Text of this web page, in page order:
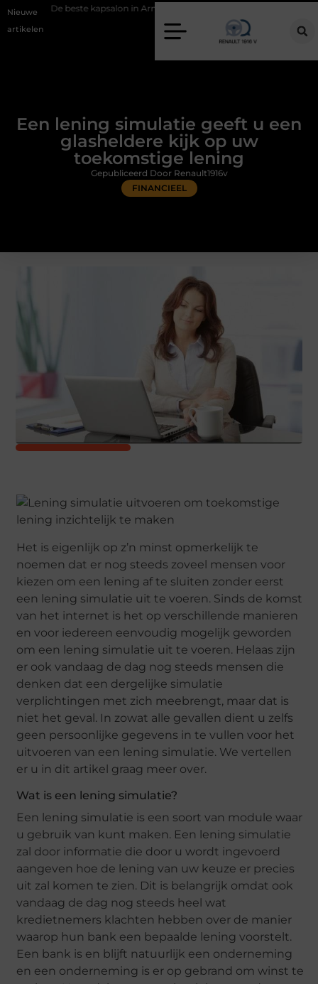
Nieuwe
artikelen
kapsalon in Arnhem: meer dan alleen een knipbeurt
Een lening simulatie geeft u een
glasheldere kijk op uw
toekomstige lening
FINANCIEEL
Gepubliceerd Door Renault1916v
Het is eigenlijk op z’n minst opmerkelijk te
noemen dat er nog steeds zoveel mensen voor
kiezen om een lening af te sluiten zonder eerst
een lening simulatie uit te voeren. Sinds de komst
van het internet is het op verschillende manieren
en voor iedereen eenvoudig mogelijk geworden
om een lening simulatie uit te voeren. Helaas zijn
er ook vandaag de dag nog steeds mensen die
denken dat een dergelijke simulatie
verplichtingen met zich meebrengt, maar dat is
niet het geval. In zowat alle gevallen dient u zelfs
geen persoonlijke gegevens in te vullen voor het
uitvoeren van een lening simulatie. We vertellen
er u in dit artikel graag meer over.
Wat is een lening simulatie?
Een lening simulatie is een soort van module waar
u gebruik van kunt maken. Een lening simulatie
zal door informatie die door u wordt ingevoerd
aangeven hoe de lening van uw keuze er precies
uit zal komen te zien. Dit is belangrijk omdat ook
vandaag de dag nog steeds heel wat
kredietnemers klachten hebben over de manier
waarop hun bank een bepaalde lening voorstelt.
Een bank is en blijft natuurlijk een onderneming
en een onderneming is er op gebrand om winst te